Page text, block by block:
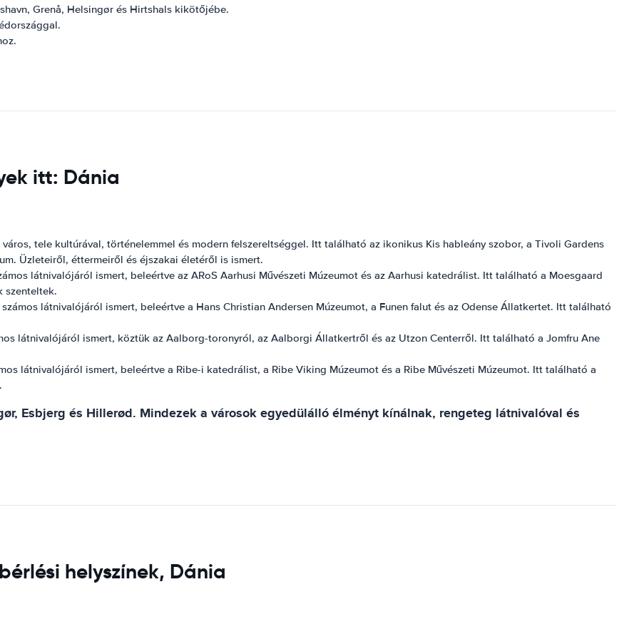
Grenå, Helsingør és Hirtshals kikötőjébe.
itt: Dánia
tele kultúrával, történelemmel és modern felszereltséggel. Itt található az ikonikus Kis hableány szobor, a Tivoli Gardens
Üzleteiről, éttermeiről és éjszakai életéről is ismert.
látnivalójáról ismert, beleértve az ARoS Aarhusi Művészeti Múzeumot és az Aarhusi katedrálist. Itt található a Moesgaard
szenteltek.
látnivalójáról ismert, beleértve a Hans Christian Andersen Múzeumot, a Funen falut és az Odense Állatkertet. Itt található
látnivalójáról ismert, köztük az Aalborg-toronyról, az Aalborgi Állatkertről és az Utzon Centerről. Itt található a Jomfru Ane
látnivalójáról ismert, beleértve a Ribe-i katedrálist, a Ribe Viking Múzeumot és a Ribe Művészeti Múzeumot. Itt található a
Esbjerg és Hillerød. Mindezek a városok egyedülálló élményt kínálnak, rengeteg látnivalóval és
helyszínek, Dánia